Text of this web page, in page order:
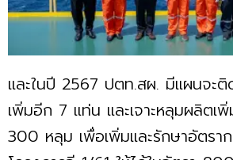
และในปี 2567 ปตท.สผ. มีแผนจะ
เพิ่มอีก 7 แท่น และเจาะหลุมผลิตเ
300 หลุม เพื่อเพิ่มและรักษาอัตรา